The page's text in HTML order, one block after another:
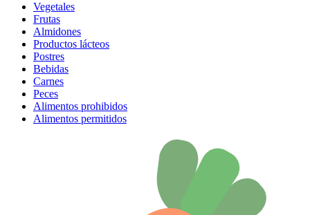
Vegetales
Frutas
Almidones
Productos lácteos
Postres
Bebidas
Carnes
Peces
Alimentos prohibidos
Alimentos permitidos